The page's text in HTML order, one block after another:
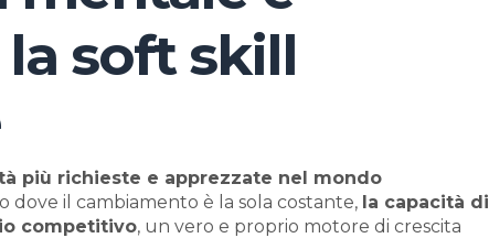
soft skill
più richieste e apprezzate nel mondo
dove il cambiamento è la sola costante, la capacità di
competitivo, un vero e proprio motore di crescita